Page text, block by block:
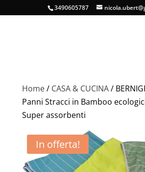
3490605787
Home/ CASA & CUCINA/
Panni Stracci in Bamboo
Super assorbenti
In offerta!